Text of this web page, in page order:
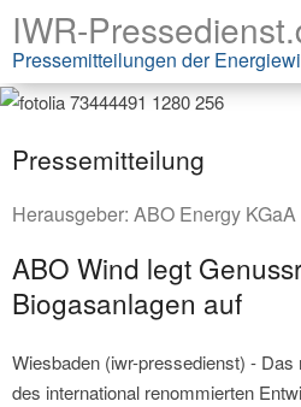
IWR-
Pressemitteilungen der
Pressemitteilung
Herausgeber: ABO Energy KGaA
ABO Wind legt
Biogasanlagen auf
Wiesbaden (iwr-pressedienst) -
des international renommierten